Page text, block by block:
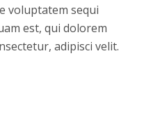
voluptatem sequi
est, qui dolorem
adipisci velit.